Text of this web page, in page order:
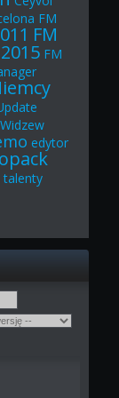
FM
FM
FM
Widzew
edytor
talenty